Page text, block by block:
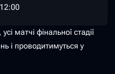
матчі фінальної стадії
і проводитимуться у